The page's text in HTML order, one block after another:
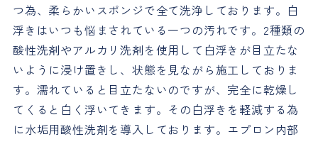
つ為、柔らかいスポンジで全て洗浄しております。白
浮きはいつも悩まされている一つの汚れです。2種類の
酸性洗剤やアルカリ洗剤を使用して白浮きが目立たな
いように浸け置きし、状態を見ながら施工しておりま
す。濡れていると目立たないのですが、完全に乾燥し
てくると白く浮いてきます。その白浮きを軽減する為
に水垢用酸性洗剤を導入しております。エプロン内部